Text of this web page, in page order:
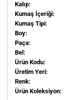
Kalıp:
Kumaş İçeriği:
Kumaş Tipi:
Boy:
Paça:
Bel:
Ürün Kodu:
Üretim Yeri:
Renk:
Ürün Koleksiyon: